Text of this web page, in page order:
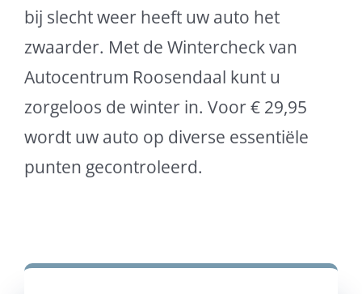
bij slecht weer heeft uw auto het
zwaarder. Met de Wintercheck van
Autocentrum Roosendaal kunt u
zorgeloos de winter in. Voor € 29,95
wordt uw auto op diverse essentiële
punten gecontroleerd.